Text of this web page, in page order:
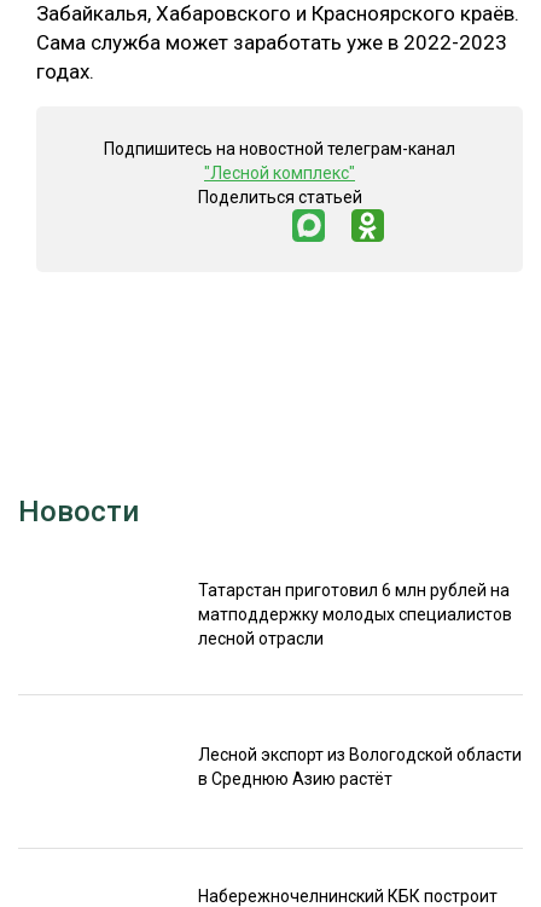
Забайкалья, Хабаровского и Красноярского краёв.
Сама служба может заработать уже в 2022-2023
годах.
Подпишитесь на новостной телеграм-канал
"Лесной комплекс"
Поделиться статьей
Новости
Татарстан приготовил 6 млн рублей на
матподдержку молодых специалистов
лесной отрасли
Лесной экспорт из Вологодской области
в Среднюю Азию растёт
Набережночелнинский КБК построит